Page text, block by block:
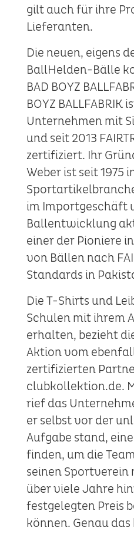
gilt auch für ihre
Lieferanten.
Die neuen, eigens
BallHelden-Bälle
BAD BOYZ
BOYZ BALLFABRIK
Unternehmen mit
und seit 2013
zertifiziert. Ihr
Weber ist seit 1975
im Importgeschäft
Ballentwicklung
einer der Pioniere
von Bällen nach
Standards in
Die T-Shirts und
Schulen mit ihrem
erhalten, bezieht
Aktion vom
zertifizierten
clubkollektion.de.
rief das
er selbst vor der
Aufgabe stand,
finden, um die
seinen Sportverein
über viele Jahre
festgelegten Preis
können. Genau